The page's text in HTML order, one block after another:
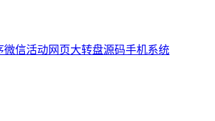
微信活动网页大转盘源码手机系统